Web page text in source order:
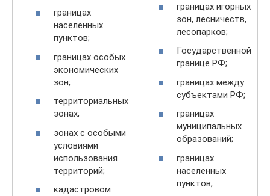
границах
населенных
пунктов;
границах особых
экономических
зон;
территориальных
зонах;
зонах с особыми
условиями
использования
территорий;
кадастровом
границах игорных
зон, лесничеств,
лесопарков;
Государственной
границе РФ;
границах между
субъектами РФ;
границах
муниципальных
образований;
границах
населенных
пунктов;